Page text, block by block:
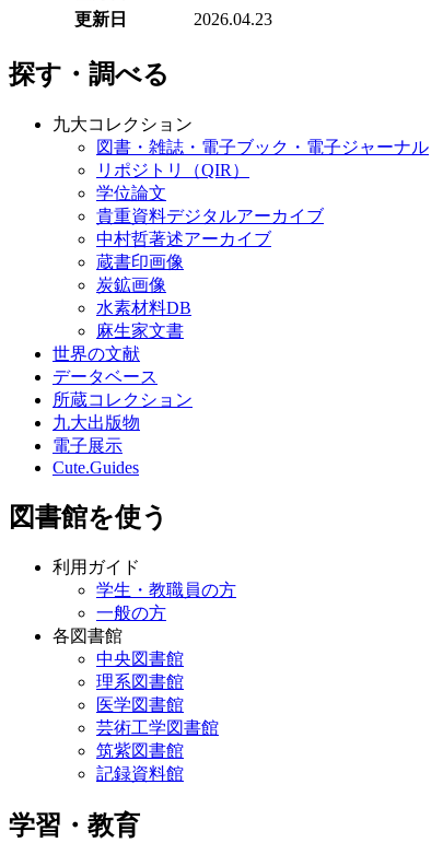
更新日
2026.04.23
探す・調べる
九大コレクション
図書・雑誌・電子ブック・電子ジャーナル
リポジトリ（QIR）
学位論文
貴重資料デジタルアーカイブ
中村哲著述アーカイブ
蔵書印画像
炭鉱画像
水素材料DB
麻生家文書
世界の文献
データベース
所蔵コレクション
九大出版物
電子展示
Cute.Guides
図書館を使う
利用ガイド
学生・教職員の方
一般の方
各図書館
中央図書館
理系図書館
医学図書館
芸術工学図書館
筑紫図書館
記録資料館
学習・教育